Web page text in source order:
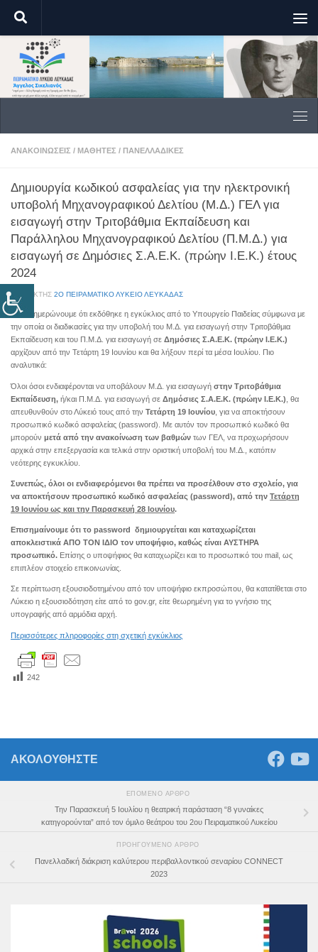
Skip to content
ΑΝΑΚΟΙΝΏΣΕΙΣ / ΜΑΘΗΤΈΣ / ΠΑΝΕΛΛΑΔΙΚΈΣ
Δημιουργία κωδικού ασφαλείας για την ηλεκτρονική
υποβολή Μηχανογραφικού Δελτίου (Μ.Δ.) ΓΕΛ για
εισαγωγή στην Τριτοβάθμια Εκπαίδευση και
Παράλληλου Μηχανογραφικού Δελτίου (Π.Μ.Δ.) για
εισαγωγή σε Δημόσιες Σ.Α.Ε.Κ. (πρώην Ι.Ε.Κ.) έτους
2024
ΣΥΝΤΆΚΤΗΣ 2Ο ΠΕΙΡΑΜΑΤΙΚΟ ΛΥΚΕΙΟ ΛΕΥΚΑΔΑΣ
Σας ενημερώνουμε ότι εκδόθηκε η εγκύκλιος από το Υπουργείο Παιδείας σύμφωνα με
την οποία οι διαδικασίες για την υποβολή του Μ.Δ. για εισαγωγή στην Τριτοβάθμια
Εκπαίδευση και του Π.Μ.Δ. για εισαγωγή σε Δημόσιες Σ.Α.Ε.Κ. (πρώην Ι.Ε.Κ.)
αρχίζουν από την Τετάρτη 19 Ιουνίου και θα λήξουν περί τα μέσα Ιουλίου. Πιο
αναλυτικά:
Όλοι όσοι ενδιαφέρονται να υποβάλουν Μ.Δ. για εισαγωγή στην Τριτοβάθμια
Εκπαίδευση, ή/και Π.Μ.Δ. για εισαγωγή σε Δημόσιες Σ.Α.Ε.Κ. (πρώην Ι.Ε.Κ.) , θα
απευθυνθούν στο Λύκειό τους από την Τετάρτη 19 Ιουνίου , για να αποκτήσουν
προσωπικό κωδικό ασφαλείας (password). Με αυτόν τον προσωπικό κωδικό θα
μπορούν μετά από την ανακοίνωση των βαθμών των ΓΕΛ, να προχωρήσουν
αρχικά στην επεξεργασία και τελικά στην οριστική υποβολή του Μ.Δ., κατόπιν
νεότερης εγκυκλίου.
Συνεπώς, όλοι οι ενδιαφερόμενοι θα πρέπει να προσέλθουν στο σχολείο, για
να αποκτήσουν προσωπικό κωδικό ασφαλείας (password), από την Τετάρτη
19 Ιουνίου ως και την Παρασκευή 28 Ιουνίου.
Επισημαίνουμε ότι το password δημιουργείται και καταχωρίζεται
αποκλειστικά ΑΠΟ ΤΟΝ ΙΔΙΟ τον υποψήφιο, καθώς είναι ΑΥΣΤΗΡΑ
προσωπικό. Επίσης ο υποψήφιος θα καταχωρίζει και το προσωπικό του mail, ως
επιπλέον στοιχείο επικοινωνίας.
Σε περίπτωση εξουσιοδοτημένου από τον υποψήφιο εκπροσώπου, θα κατατίθεται στο
Λύκειο η εξουσιοδότηση είτε από το gov.gr, είτε θεωρημένη για το γνήσιο της
υπογραφής από αρμόδια αρχή.
Περισσότερες πληροφορίες στη σχετική εγκύκλιος
242
ΑΚΟΛΟΥΘΗΣΤΕ
ΕΠΌΜΕΝΟ ΆΡΘΡΟ
Την Παρασκευή 5 Ιουλίου η θεατρική παράσταση “8 γυναίκες
κατηγορούνται” από τον όμιλο θεάτρου του 2ου Πειραματικού Λυκείου
ΠΡΟΗΓΟΎΜΕΝΟ ΆΡΘΡΟ
Πανελλαδική διάκριση καλύτερου περιβαλλοντικού σεναρίου CONNECT
2023